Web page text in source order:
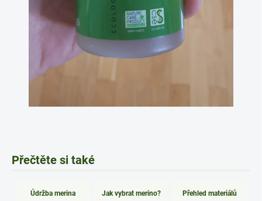
Přečtěte si také
Údržba merina Jak vybrat merino? Přehled materiálů